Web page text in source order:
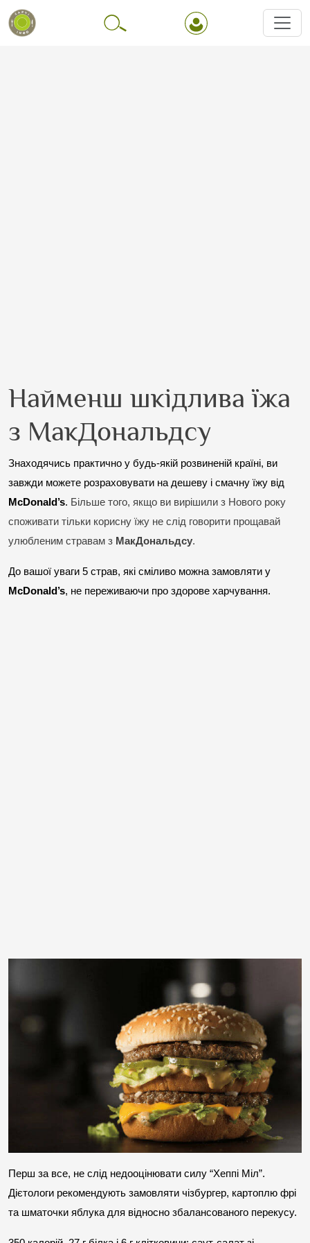
Найменш шкідлива їжа
з МакДональдсу
Знаходячись практично у будь-якій розвиненій країні, ви
McDonald’s. Більше того, якщо ви вирішили з Нового року
споживати тільки корисну їжу не слід говорити прощавай
улюбленим стравам з МакДональдсу.
McDonald’s, не переживаючи про здорове харчування.
Перш за все, не слід недооцінювати силу “Хеппі Міл”.
Дієтологи рекомендують замовляти чізбургер, картоплю фрі
та шматочки яблука для відносно збалансованого перекусу.